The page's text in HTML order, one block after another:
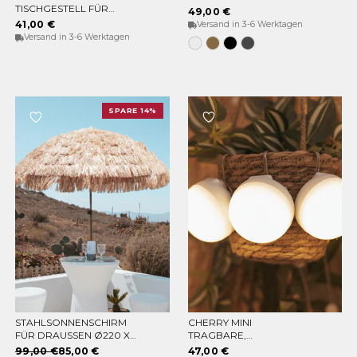
TISCHGESTELL FÜR
GIRLANDEN GARLAND
LIFT
41,00 €
Versand in 3-6 Werktagen
49,00 €
Versand in 3-6 Werktagen
WeissBronzeSchwarz
Anthrazit
SPARE 14%
IN DEN WARENKORB
STAHLSONNENSCHIRM
FÜR DRAUSSEN Ø220 X 2
30CM
99,00 €85,00 €
IN DEN WARENKORB
CHERRY MINI
TRAGBARE,
WIEDERAUFLADBARE
47,00 €